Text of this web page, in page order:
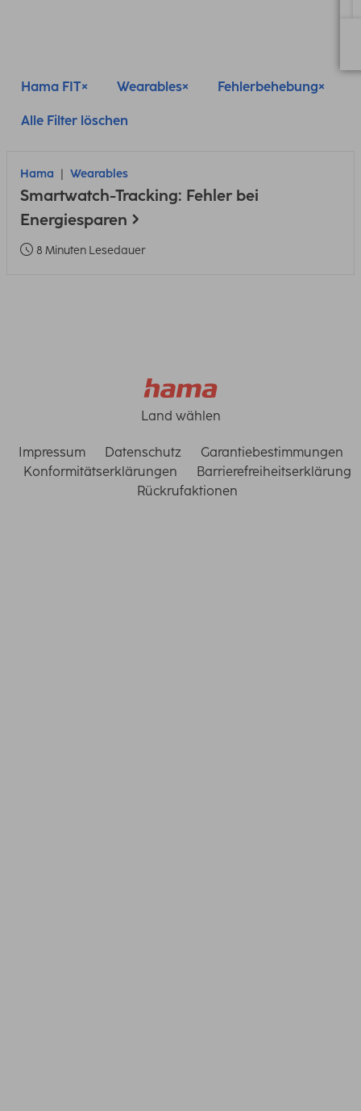
Hama FIT Wearables Fehlerbehebung
Alle Filter löschen
Hama Wearables
Smartwatch-Tracking: Fehler bei
Energiesparen
8 Minuten Lesedauer
Land wählen
Impressum Datenschutz
Garantiebestimmungen
Konformitätserklärungen
Barrierefreiheitserklärung
Rückrufaktionen